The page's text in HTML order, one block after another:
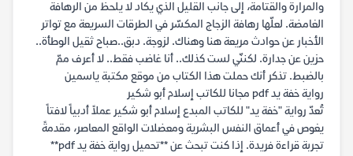
والمرارة والقتامة، إلى جانب القليل الذي يكاد لا يلحظ من الرهافة
الغامضة. لعلّها رهافة الزجاج المكسّر في الطرقات السريعة مع تواتر
الأخبار عن حوادث مريعة هنا وهناك. لزوجة. دبق..صباح ثقيل الوطأة..
حزين عن جدارة. لكننّي لست كذلك.. أنا غاضب فقط.. لا أعرف ممّ
بالضبط. تذكر أنك حملت هذا الكتاب من موقع مكتبة ياسمين
رواية خفة يد pdf مجانا للكاتب إسلام أبو شكير
تُعدّ رواية "خفة يد" للكاتب المبدع إسلام أبو شكير عملاً أدبياً لافتاً
يغوص في أعماق النفس البشرية ومعضلات الواقع المعاصر، مقدمةً
تجربة قراءة فريدة. إذا كنت تبحث عن **تحميل رواية خفة يد pdf**